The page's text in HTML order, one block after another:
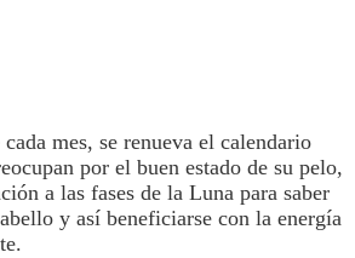
mes, se renueva el calendario
por el buen estado de su pelo,
a las fases de la Luna para saber
y así beneficiarse con la energía